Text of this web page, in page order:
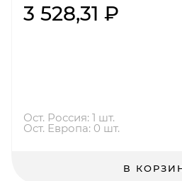
3 528,31 ₽
Ост. Россия: 1 шт.
Ост. Европа: 0 шт.
В